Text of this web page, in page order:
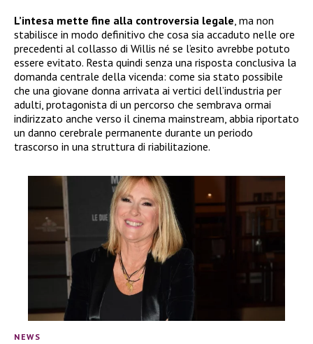
L’intesa mette fine alla controversia legale , ma non
stabilisce in modo definitivo che cosa sia accaduto nelle ore
precedenti al collasso di Willis né se l’esito avrebbe potuto
essere evitato. Resta quindi senza una risposta conclusiva la
domanda centrale della vicenda: come sia stato possibile
che una giovane donna arrivata ai vertici dell’industria per
adulti, protagonista di un percorso che sembrava ormai
indirizzato anche verso il cinema mainstream, abbia riportato
un danno cerebrale permanente durante un periodo
trascorso in una struttura di riabilitazione.
NEWS